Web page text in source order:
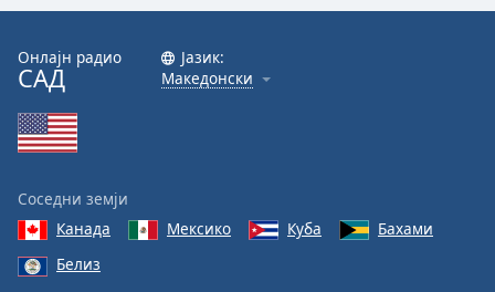
Онлајн радио
САД
Јазик:
Македонски
Соседни земји
Канада
Мексико Куба
Бахами
Белиз